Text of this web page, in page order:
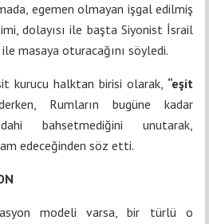
egemen olmayan işgal edilmiş
dolayısı ile başta Siyonist İsrail
masaya oturacağını söyledi.
kurucu halktan birisi olarak, “eşit
Rumların bugüne kadar
bahsetmediğini unutarak,
edeceğinden söz etti.
modeli varsa, bir türlü o